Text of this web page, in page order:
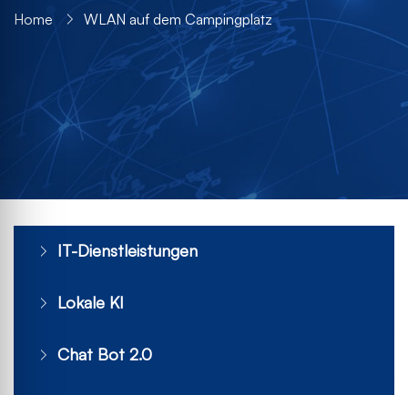
Home WLAN auf dem Campingplatz
IT-Dienstleistungen
Lokale KI
Chat Bot 2.0